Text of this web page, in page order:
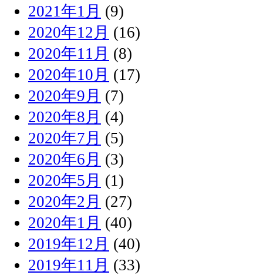
2021年1月 (9)
2020年12月 (16)
2020年11月 (8)
2020年10月 (17)
2020年9月 (7)
2020年8月 (4)
2020年7月 (5)
2020年6月 (3)
2020年5月 (1)
2020年2月 (27)
2020年1月 (40)
2019年12月 (40)
2019年11月 (33)